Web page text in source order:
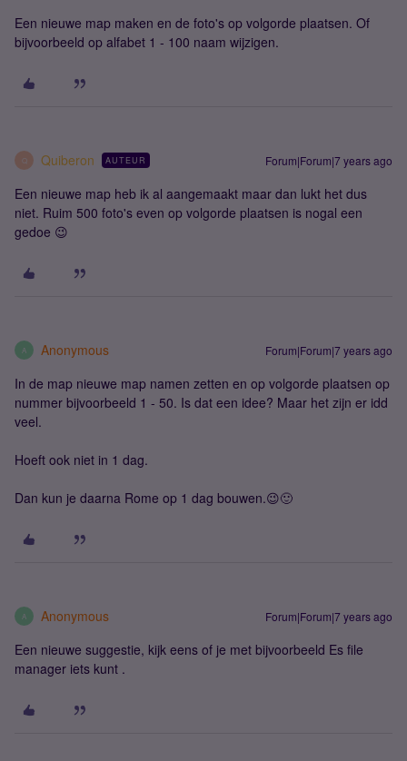
Een nieuwe map maken en de foto's op volgorde plaatsen. Of
bijvoorbeeld op alfabet 1 - 100 naam wijzigen.
Q Quiberon AUTEUR Forum|Forum|7 years ago
Een nieuwe map heb ik al aangemaakt maar dan lukt het dus
niet. Ruim 500 foto's even op volgorde plaatsen is nogal een
gedoe 😉
A Anonymous Forum|Forum|7 years ago
In de map nieuwe map namen zetten en op volgorde plaatsen op
nummer bijvoorbeeld 1 - 50. Is dat een idee? Maar het zijn er idd
veel.
Hoeft ook niet in 1 dag.
Dan kun je daarna Rome op 1 dag bouwen.😉🙂
A Anonymous Forum|Forum|7 years ago
Een nieuwe suggestie, kijk eens of je met bijvoorbeeld Es file
manager iets kunt .